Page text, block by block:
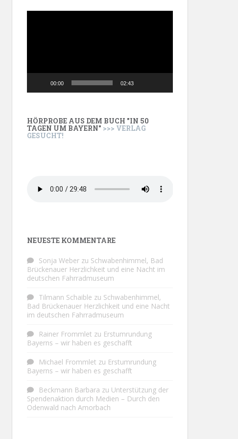
00:00 02:43
HÖRPROBE AUS DEM BUCH "IN 50
TAGEN UM BAYERN" >>> VERLAG
GESUCHT!
NEUESTE KOMMENTARE
Sonja Weber zu Schwabenhimmel, Bad
Brückenauer Herzlichkeit und eine Nacht im
deutschen Fahrradmuseum
Tilmann Schaible zu Schwabenhimmel,
Bad Brückenauer Herzlichkeit und eine Nacht
im deutschen Fahrradmuseum
Rainer Frommlet zu Erstumrundung
Bayerns – wir haben es geschafft
Michael Frommlet zu Erstumrundung
Bayerns – wir haben es geschafft
Beckmann Barbara zu Unterstützung der
Spendenaktion durch Medien – Durch den
Odenwald nach Amorbach